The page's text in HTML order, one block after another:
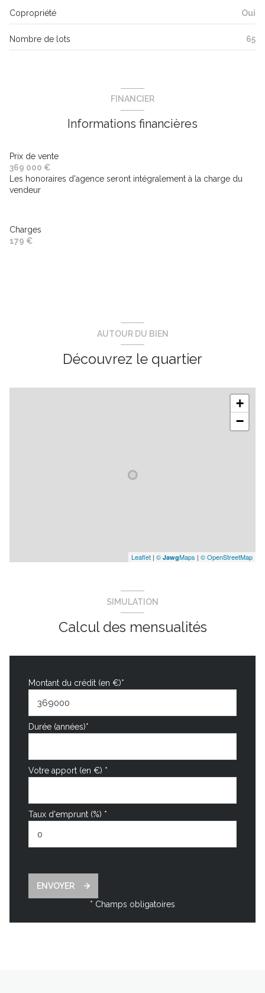
Copropriété Oui
Nombre de lots 65
FINANCIER
Informations financières
Prix de vente
369 000 €
Les honoraires d'agence seront intégralement à la charge du
vendeur
Charges
179 €
AUTOUR DU BIEN
Découvrez le quartier
+
−
Leaflet | © JawgMaps | © OpenStreetMap
SIMULATION
Calcul des mensualités
Montant du crédit (en €)*
Durée (années)*
Votre apport (en €) *
Taux d'emprunt (%) *
ENVOYER
* Champs obligatoires